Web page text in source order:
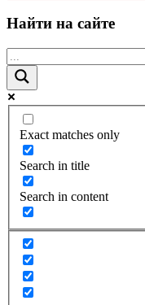
Найти на сайте
Exact matches only
Search in title
Search in content